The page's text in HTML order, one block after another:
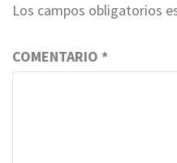
Los campos obligatorios
COMENTARIO *